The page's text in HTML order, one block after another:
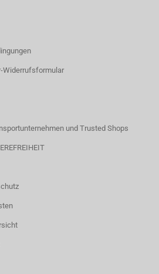
Widerrufsformular
und Trusted Shops